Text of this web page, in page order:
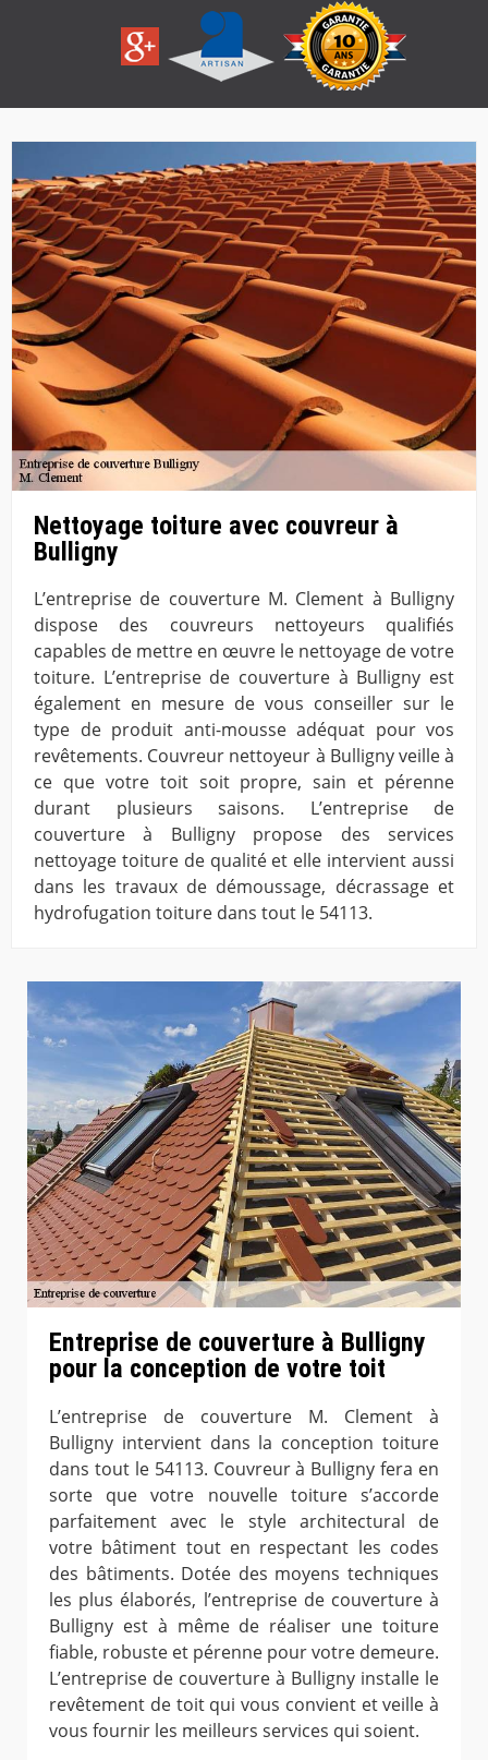
Nettoyage toiture avec couvreur à
Bulligny
L’entreprise de couverture M. Clement à Bulligny
dispose des couvreurs nettoyeurs qualifiés
capables de mettre en œuvre le nettoyage de votre
toiture. L’entreprise de couverture à Bulligny est
également en mesure de vous conseiller sur le
type de produit anti-mousse adéquat pour vos
revêtements. Couvreur nettoyeur à Bulligny veille à
ce que votre toit soit propre, sain et pérenne
durant plusieurs saisons. L’entreprise de
couverture à Bulligny propose des services
nettoyage toiture de qualité et elle intervient aussi
dans les travaux de démoussage, décrassage et
hydrofugation toiture dans tout le 54113.
Entreprise de couverture à Bulligny
pour la conception de votre toit
L’entreprise de couverture M. Clement à
Bulligny intervient dans la conception toiture
dans tout le 54113. Couvreur à Bulligny fera en
sorte que votre nouvelle toiture s’accorde
parfaitement avec le style architectural de
votre bâtiment tout en respectant les codes
des bâtiments. Dotée des moyens techniques
les plus élaborés, l’entreprise de couverture à
Bulligny est à même de réaliser une toiture
fiable, robuste et pérenne pour votre demeure.
L’entreprise de couverture à Bulligny installe le
revêtement de toit qui vous convient et veille à
vous fournir les meilleurs services qui soient.